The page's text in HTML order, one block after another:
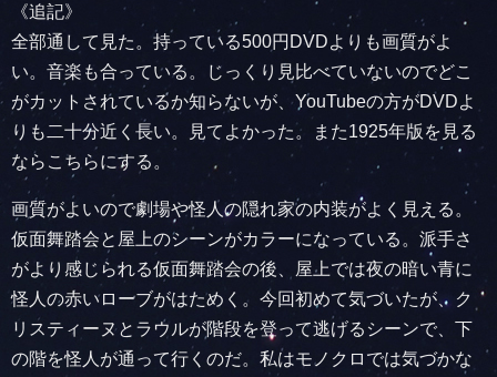
《追記》
全部通して見た。持っている500円DVDよりも画質がよ
い。音楽も合っている。じっくり見比べていないのでどこ
がカットされているか知らないが、YouTubeの方がDVDよ
りも二十分近く長い。見てよかった。また1925年版を見る
ならこちらにする。
画質がよいので劇場や怪人の隠れ家の内装がよく見える。
仮面舞踏会と屋上のシーンがカラーになっている。派手さ
がより感じられる仮面舞踏会の後、屋上では夜の暗い青に
怪人の赤いローブがはためく。今回初めて気づいたが、ク
リスティーヌとラウルが階段を登って逃げるシーンで、下
の階を怪人が通って行くのだ。私はモノクロでは気づかな